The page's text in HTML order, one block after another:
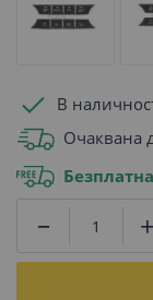
В
Очаквана